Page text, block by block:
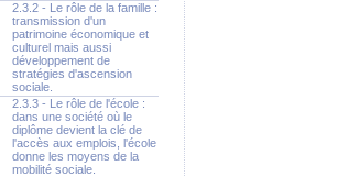
2.3.2 - Le rôle de la famille :
transmission d'un
patrimoine économique et
culturel mais aussi
développement de
stratégies d'ascension
sociale.
2.3.3 - Le rôle de l'école :
dans une société où le
diplôme devient la clé de
l'accès aux emplois, l'école
donne les moyens de la
mobilité sociale.